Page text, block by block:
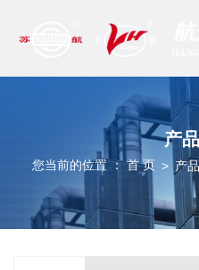
产
您当前的位置 ： 首 页 > 产品